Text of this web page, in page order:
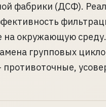
фабрики (ДСФ).
на окружающую
групповых